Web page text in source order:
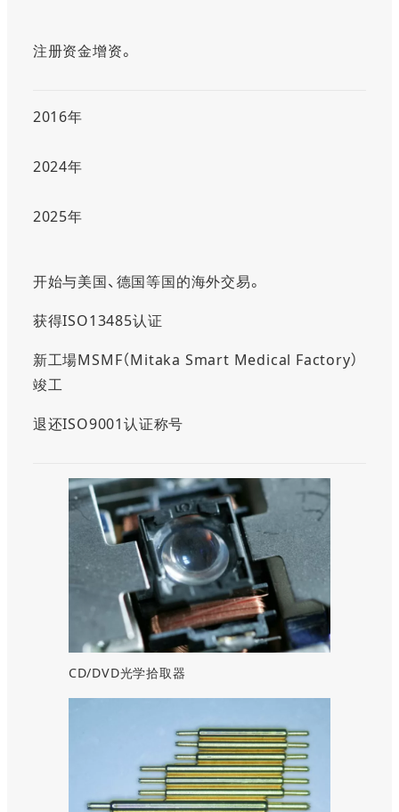
注册资金增资。
2016年
2024年
2025年
开始与美国、德国等国的海外交易。
获得ISO13485认证
新工場MSMF（Mitaka Smart Medical Factory）
竣工
退还ISO9001认证称号
CD/DVD光学拾取器